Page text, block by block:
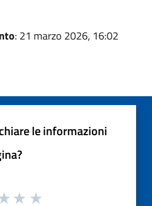
: 21 marzo 2026, 16:02
le informazioni